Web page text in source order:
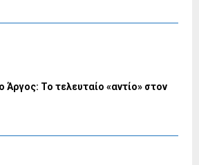
Άργος: Το τελευταίο «αντίο» στον